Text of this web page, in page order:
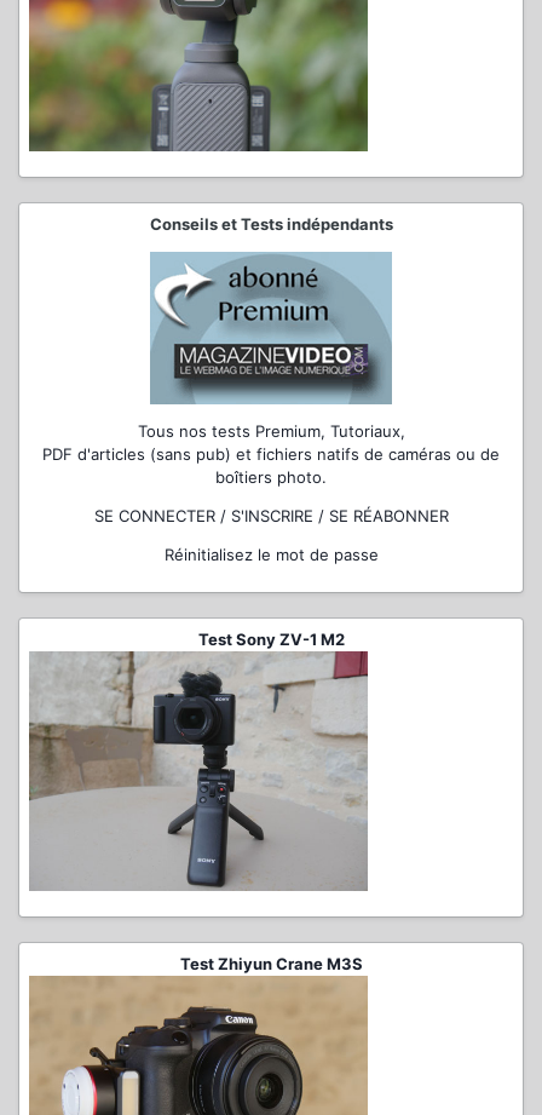
Conseils et Tests indépendants
Tous nos tests Premium, Tutoriaux,
PDF d'articles (sans pub) et fichiers natifs de caméras ou de
boîtiers photo.
SE CONNECTER / S'INSCRIRE / SE RÉABONNER
Réinitialisez le mot de passe
Test Sony ZV-1 M2
Test Zhiyun Crane M3S